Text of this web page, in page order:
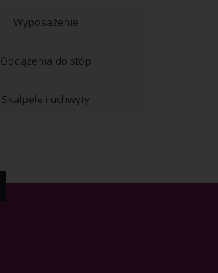
Wyposażenie
Odciążenia do stóp
Skalpele i uchwyty